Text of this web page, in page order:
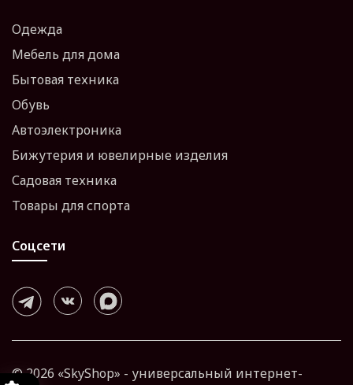
Одежда
Мебель для дома
Бытовая техника
Обувь
Автоэлектроника
Бижутерия и ювелирные изделия
Садовая техника
Товары для спорта
Соцсети
© 2026 «SkyShop» - универсальный интернет-